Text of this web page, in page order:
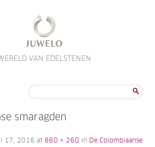
VAN EDELSTENEN
smaragden
17, 2016 at 860 × 260 in De Colombiaanse